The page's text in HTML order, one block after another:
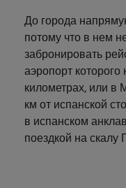
До города
потому что в нем
забронировать
аэропорт которого
километрах, или в
км от испанской
в испанском
поездкой на скалу